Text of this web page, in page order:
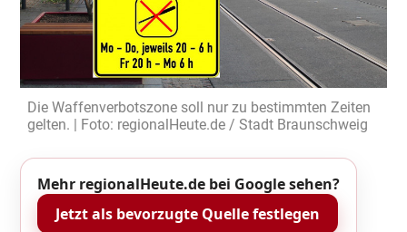
Die Waffenverbotszone soll nur zu bestimmten Zeiten
gelten. | Foto: regionalHeute.de / Stadt Braunschweig
Mehr regionalHeute.de bei Google sehen?
Jetzt als bevorzugte Quelle festlegen